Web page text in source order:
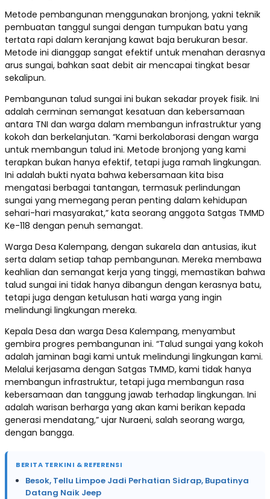
Metode pembangunan menggunakan bronjong, yakni teknik
pembuatan tanggul sungai dengan tumpukan batu yang
tertata rapi dalam keranjang kawat baja berukuran besar.
Metode ini dianggap sangat efektif untuk menahan derasnya
arus sungai, bahkan saat debit air mencapai tingkat besar
sekalipun.
Pembangunan talud sungai ini bukan sekadar proyek fisik. Ini
adalah cerminan semangat kesatuan dan kebersamaan
antara TNI dan warga dalam membangun infrastruktur yang
kokoh dan berkelanjutan. “Kami berkolaborasi dengan warga
untuk membangun talud ini. Metode bronjong yang kami
terapkan bukan hanya efektif, tetapi juga ramah lingkungan.
Ini adalah bukti nyata bahwa kebersamaan kita bisa
mengatasi berbagai tantangan, termasuk perlindungan
sungai yang memegang peran penting dalam kehidupan
sehari-hari masyarakat,” kata seorang anggota Satgas TMMD
Ke-118 dengan penuh semangat.
Warga Desa Kalempang, dengan sukarela dan antusias, ikut
serta dalam setiap tahap pembangunan. Mereka membawa
keahlian dan semangat kerja yang tinggi, memastikan bahwa
talud sungai ini tidak hanya dibangun dengan kerasnya batu,
tetapi juga dengan ketulusan hati warga yang ingin
melindungi lingkungan mereka.
Kepala Desa dan warga Desa Kalempang, menyambut
gembira progres pembangunan ini. “Talud sungai yang kokoh
adalah jaminan bagi kami untuk melindungi lingkungan kami.
Melalui kerjasama dengan Satgas TMMD, kami tidak hanya
membangun infrastruktur, tetapi juga membangun rasa
kebersamaan dan tanggung jawab terhadap lingkungan. Ini
adalah warisan berharga yang akan kami berikan kepada
generasi mendatang,” ujar Nuraeni, salah seorang warga,
dengan bangga.
BERITA TERKINI & REFERENSI
Besok, Tellu Limpoe Jadi Perhatian Sidrap, Bupatinya
Datang Naik Jeep